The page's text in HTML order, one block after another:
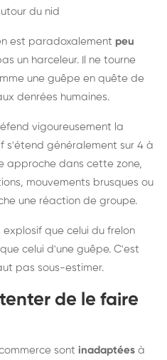
du nid
est paradoxalement peu
un harceleur. Il ne tourne
une guêpe en quête de
denrées humaines.
vigoureusement la
s'étend généralement sur 4 à
approche dans cette zone,
mouvements brusques ou
une réaction de groupe.
que celui du frelon
celui d'une guêpe. C'est
pas sous-estimer.
de le faire
sont inadaptées à